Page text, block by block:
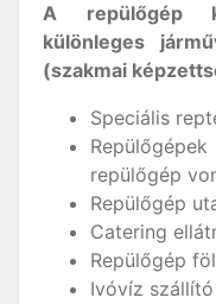
A repülőgép
különleges
(szakmai
Speciális
repülőgép
Repülőgép
Catering
Repülőgép
Ivóvíz